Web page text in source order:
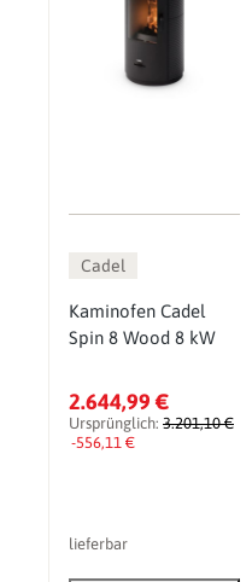
Cadel
Kaminofen Cadel
Spin 8 Wood 8 kW
2.644,99 €
Ursprünglich: 3.201,10 €
-556,11 €
lieferbar